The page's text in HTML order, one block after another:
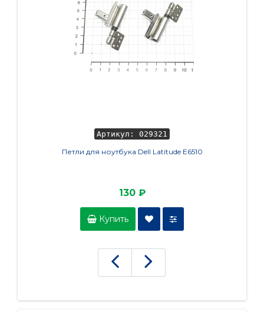
Артикул: 029321
Петли для ноутбука Dell Latitude E6510
130 ₽
Купить